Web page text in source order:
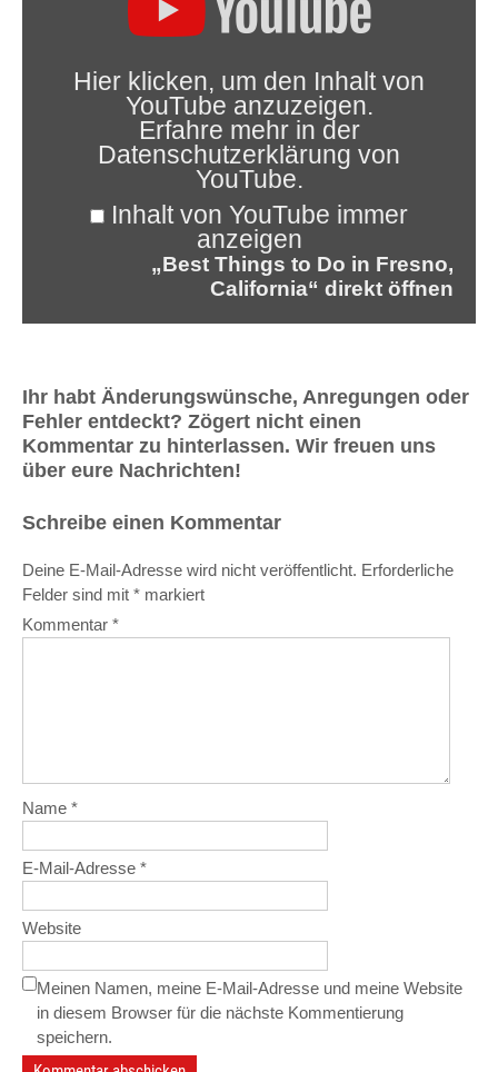
California“Hier klicken, um den Inhalt von
YouTube anzuzeigen.
Erfahre mehr in der
Datenschutzerklärung von
YouTube.
Inhalt von YouTube immer
anzeigen
„Best Things to Do in Fresno,
California“ direkt öffnen
Ihr habt Änderungswünsche, Anregungen oder
Fehler entdeckt? Zögert nicht einen
Kommentar zu hinterlassen. Wir freuen uns
über eure Nachrichten!
Schreibe einen Kommentar
Deine E-Mail-Adresse wird nicht veröffentlicht. Erforderliche
Felder sind mit * markiert
Kommentar *
Name *
E-Mail-Adresse *
Website
Meinen Namen, meine E-Mail-Adresse und meine Website
in diesem Browser für die nächste Kommentierung
speichern.